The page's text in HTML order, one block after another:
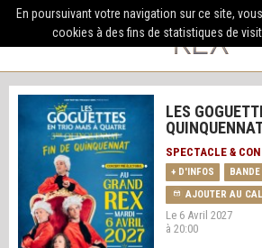
LES
SPECTACLE &
+ D'INFOS
AJOUTER AU
Le 6 Avril 2027
à 20:00
En poursuivant votre navigation sur ce site,
cookies à des fins de statistiques de